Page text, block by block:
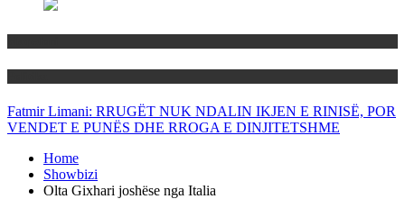
Fatmir Limani: RRUGËT NUK NDALIN IKJEN E RINISË, POR
VENDET E PUNËS DHE RROGA E DINJITETSHME
Home
Showbizi
Olta Gixhari joshëse nga Italia